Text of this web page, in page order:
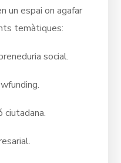
un espai on agafar
temàtiques:
social.
ciutadana.